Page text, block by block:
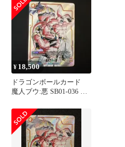
¥ 18,500
ドラゴンボールカード
魔人ブウ:悪 SB01-036 パ
ー